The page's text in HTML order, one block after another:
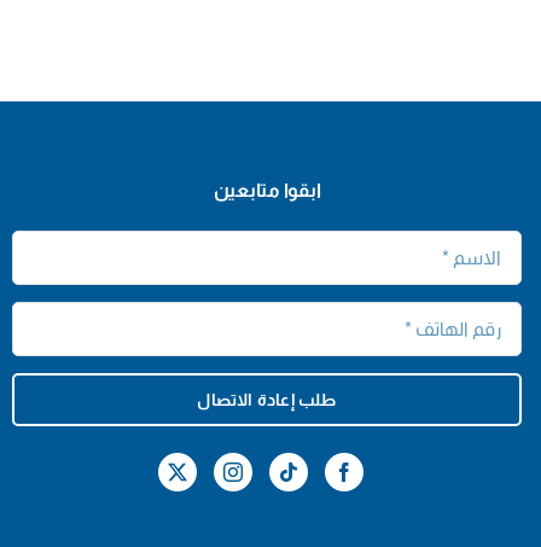
ابقوا متابعين
طلب إعادة الاتصال